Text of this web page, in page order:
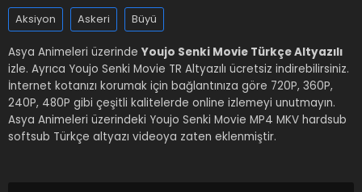
Aksiyon Askeri Büyü
Asya Animeleri üzerinde Youjo Senki Movie Türkçe Altyazılı
izle. Ayrıca Youjo Senki Movie TR Altyazılı ücretsiz indirebilirsiniz.
İnternet kotanızı korumak için bağlantınıza göre 720P, 360P,
240P, 480P gibi çeşitli kalitelerde online izlemeyi unutmayın.
Asya Animeleri üzerindeki Youjo Senki Movie MP4 MKV hardsub
softsub Türkçe altyazı videoya zaten eklenmiştir.